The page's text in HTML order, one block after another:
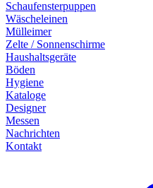
Schaufensterpuppen
Wäscheleinen
Mülleimer
Zelte / Sonnenschirme
Haushaltsgeräte
Böden
Hygiene
Kataloge
Designer
Messen
Nachrichten
Kontakt